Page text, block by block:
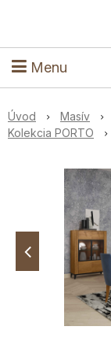
Menu
Úvod Masív
Kolekcia PORTO